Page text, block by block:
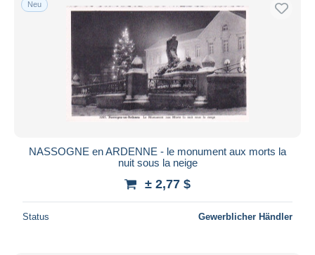
Kostenloser Versand
Zahlungsmethoden
PayPal
Banküberweisung
Visa
Mastercard
iDeal
Wohnsitz des Verkäufers
Neu
NASSOGNE en ARDENNE - le monument aux morts la
nuit sous la neige
± 2,77 $
Status Gewerblicher Händler